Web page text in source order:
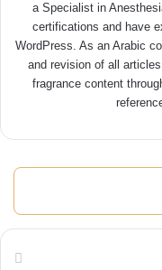
a Specialist in
certifications and have
WordPress. As an Arabic
and revision of all
fragrance content